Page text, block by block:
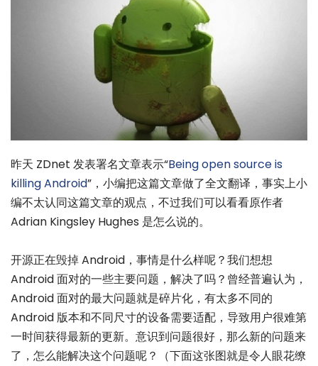
昨天 ZDnet 发表署名文章表示“Being open source is
killing Android”，小编把这篇文章做了全文翻译，事实上小
编不太认同这篇文章的观点，不过我们可以看看原作者
Adrian Kingsley Hughes 是怎么说的。
开源正在毁掉 Android，事情是什么样呢？我们想想
Android 面对的一些主要问题，解决了吗？曾经普遍认为，
Android 面对的最大问题就是碎片化，有太多不同的
Android 版本和不同尺寸的设备需要适配，导致用户很难第
一时间获得最新的更新。意识到问题很好，那么新的问题来
了，怎么能解决这个问题呢？（下面这张图就是令人眼花缭